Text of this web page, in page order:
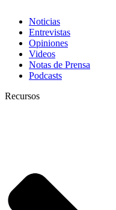
Noticias
Entrevistas
Opiniones
Videos
Notas de Prensa
Podcasts
Recursos